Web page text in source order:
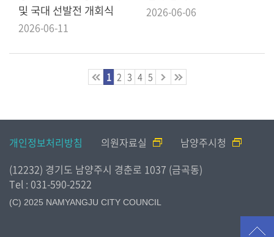
및 국대 선발전 개회식
2026-06-11
2026-06-06
1 2 3 4 5
개인정보처리방침 의원자료실
남양주시청
(12232) 경기도 남양주시 경춘로 1037 (금곡동)
Tel : 031-590-2522
(C) 2025 NAMYANGJU CITY COUNCIL